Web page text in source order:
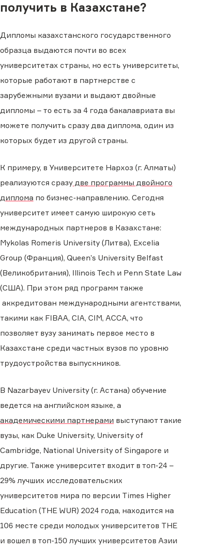
получить в Казахстане?
Дипломы казахстанского государственного
образца выдаются почти во всех
университетах страны, но есть университеты,
которые работают в партнерстве с
зарубежными вузами и выдают двойные
дипломы – то есть за 4 года бакалавриата вы
можете получить сразу два диплома, один из
которых будет из другой страны.
К примеру, в Университете Нархоз (г. Алматы)
реализуются сразу две программы двойного
диплома по бизнес-направлению. Сегодня
университет имеет самую широкую сеть
международных партнеров в Казахстане:
Mykolas Romeris University (Литва), Excelia
Group (Франция), Queen’s University Belfast
(Великобритания), Illinois Tech и Penn State Law
(США). При этом ряд программ также
аккредитован международными агентствами,
такими как FIBAA, CIA, CIM, ACCA, что
позволяет вузу занимать первое место в
Казахстане среди частных вузов по уровню
трудоустройства выпускников.
В Nazarbayev University (г. Астана) обучение
ведется на английском языке, а
академическими партнерами выступают такие
вузы, как Duke University, University of
Cambridge, National University of Singapore и
другие. Также университет входит в топ-24 –
29% лучших исследовательских
университетов мира по версии Times Higher
Education (THE WUR) 2024 года, находится на
106 месте среди молодых университетов THE
и вошел в топ-150 лучших университетов Азии